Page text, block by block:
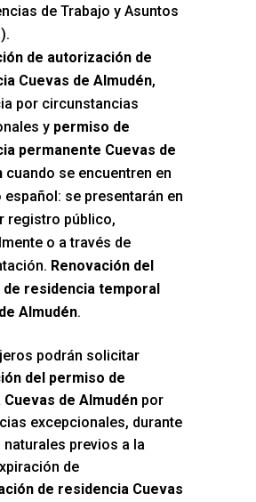
de Trabajo y Asuntos
de autorización de
Cuevas de Almudén,
por circunstancias
y permiso de
permanente Cuevas de
cuando se encuentren en
se presentarán en
registro público,
o a través de
Renovación del
residencia temporal
Almudén.
podrán solicitar
del permiso de
de Almudénpor
excepcionales, durante
naturales previos a la
de
de residencia Cuevas